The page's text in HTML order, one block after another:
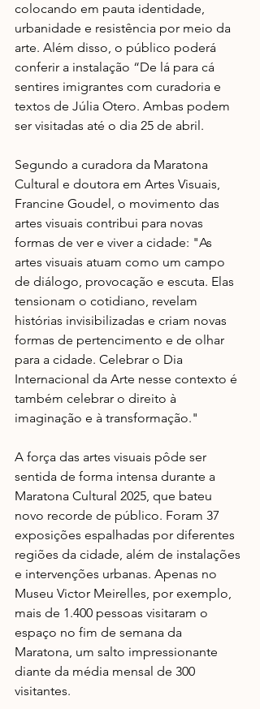
colocando em pauta identidade,
urbanidade e resistência por meio da
arte. Além disso, o público poderá
conferir a instalação “De lá para cá
sentires imigrantes com curadoria e
textos de Júlia Otero. Ambas podem
ser visitadas até o dia 25 de abril.
Segundo a curadora da Maratona
Cultural e doutora em Artes Visuais,
Francine Goudel, o movimento das
artes visuais contribui para novas
formas de ver e viver a cidade:​ "As
artes visuais atuam como um campo
de diálogo, provocação e escuta. Elas
tensionam o cotidiano, revelam
histórias invisibilizadas e criam novas
formas de pertencimento e de olhar
para a cidade. Celebrar o Dia
Internacional da Arte nesse contexto é
também celebrar o direito à
imaginação e à transformação."
A força das artes visuais pôde ser
sentida de forma intensa durante a
Maratona Cultural 2025, que bateu
novo recorde de público. Foram 37
exposições espalhadas por diferentes
regiões da cidade, além de instalações
e intervenções urbanas. Apenas no
Museu Victor Meirelles,​ por exemplo,
mais de 1.400 pessoas visitaram o
espaço no fim de semana da
Maratona, um salto impressionante
diante da média mensal de 300
visitantes.